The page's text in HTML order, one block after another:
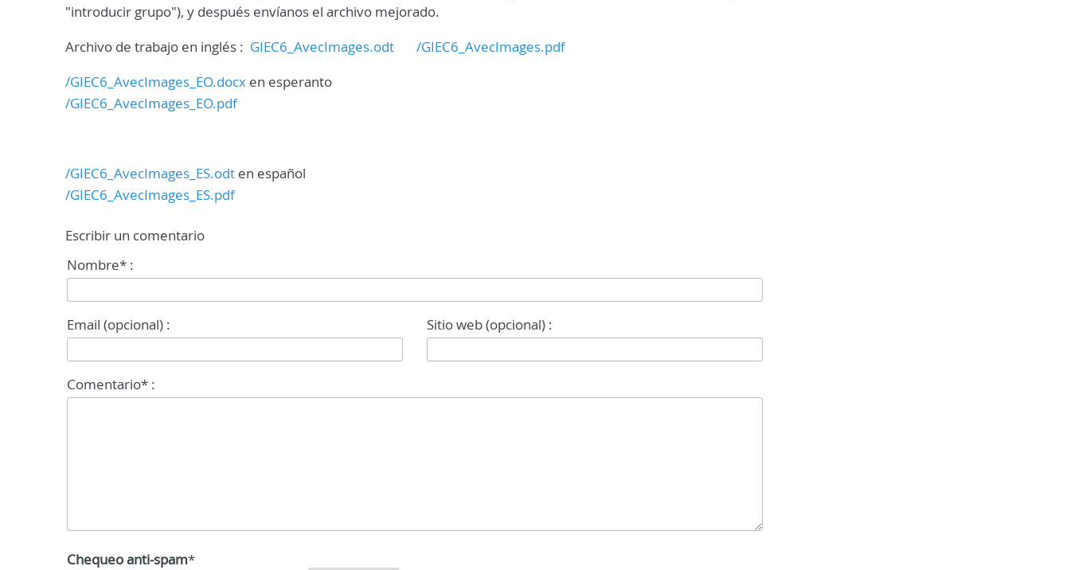
"introducir grupo"), y después envíanos el archivo mejorado.
Archivo de trabajo en inglés : GIEC6_AvecImages.odt
/GIEC6_AvecImages.pdf
/GIEC6_AvecImages_EO.docx en esperanto
/GIEC6_AvecImages_EO.pdf
/GIEC6_AvecImages_ES.odt en español
/GIEC6_AvecImages_ES.pdf
Escribir un comentario
Nombre* :
Email (opcional) : Sitio web (opcional) :
Comentario* :
Chequeo anti-spam*